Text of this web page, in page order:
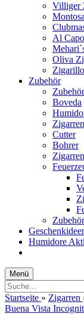
Villiger
Montosa
Al
Oliva
Zubehör
Boveda
Cutter
Bohrer
Humidore
Menü
Startseite » Zigarren
Buena Vista